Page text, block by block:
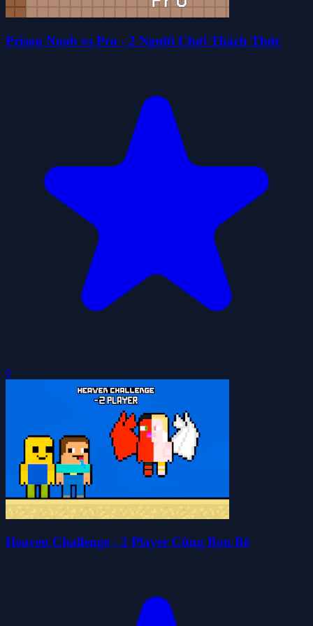
Prison Noob vs Pro - 2 Người Chơi Thách Thức
0
Heaven Challenge - 2 Player Cùng Bạn Bè